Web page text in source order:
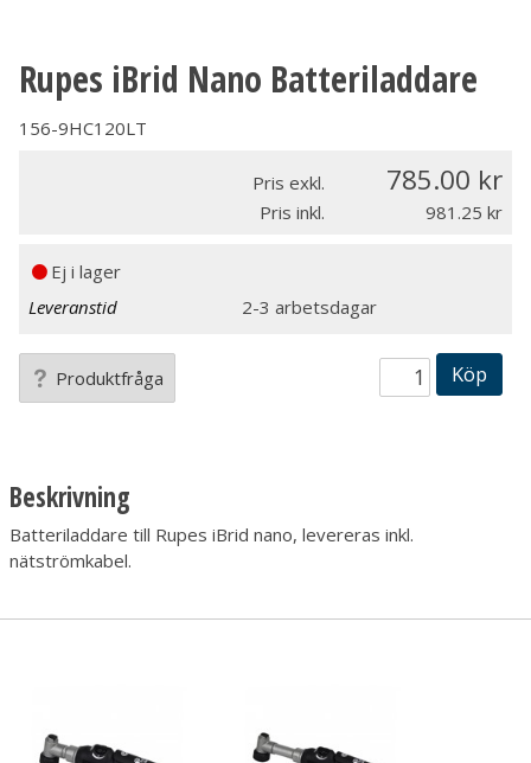
Rupes iBrid Nano Batteriladdare
156-9HC120LT
Pris exkl. 785.00
Pris inkl. 981.25
Ej i lager
Leveranstid
2-3 arbetsdagar
Produktfråga Köp
Beskrivning
Batteriladdare till Rupes iBrid nano, levereras inkl.
nätströmkabel.